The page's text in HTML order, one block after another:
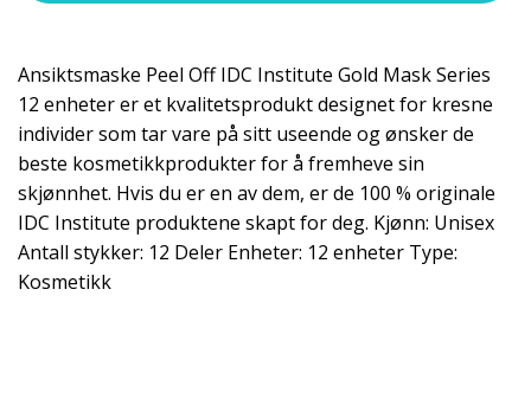
Ansiktsmaske Peel Off IDC Institute Gold Mask Series
12 enheter er et kvalitetsprodukt designet for kresne
individer som tar vare på sitt useende og ønsker de
beste kosmetikkprodukter for å fremheve sin
skjønnhet. Hvis du er en av dem, er de 100 % originale
IDC Institute produktene skapt for deg. Kjønn: Unisex
Antall stykker: 12 Deler Enheter: 12 enheter Type:
Kosmetikk